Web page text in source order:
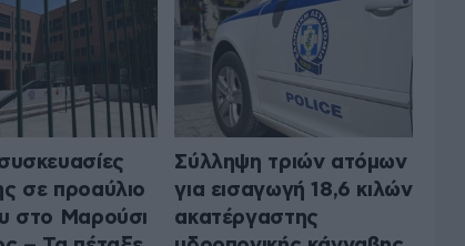
σε προαύλιο
στο Μαρούσι
Σύλληψη τριών ατόμων
για εισαγωγή 18,6 κιλών
ακατέργαστης